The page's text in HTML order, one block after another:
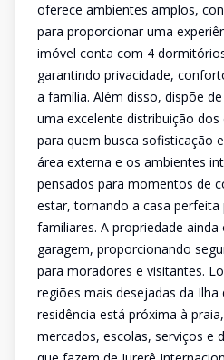
oferece ambientes amplos,
para proporcionar uma
imóvel conta com 4
garantindo privacidade,
a família. Além disso, dispõe
uma excelente distribuição
para quem busca sofisticação
área externa e os ambientes
pensados para momentos de
estar, tornando a casa perfeita
familiares. A propriedade
garagem, proporcionando
para moradores e visitantes.
regiões mais desejadas da Ilha
residência está próxima à
mercados, escolas, serviços e